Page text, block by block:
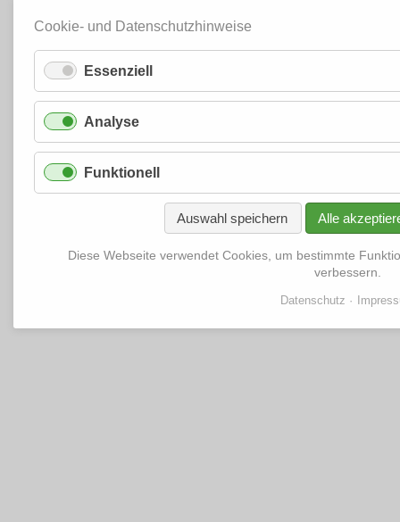
Cookie- und Datenschutzhinweise
Essenziell
Analyse
Funktionell
Auswahl speichern Alle
Diese Webseite verwendet Cookies, um bestimmte
verbessern.
Datenschutz